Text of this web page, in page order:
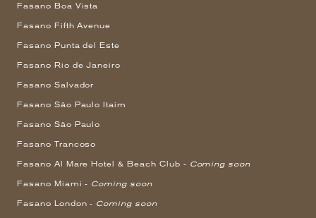
Fasano Boa Vista
Fasano Fifth Avenue
Fasano Punta del Este
Fasano Rio de Janeiro
Fasano Salvador
Fasano São Paulo Itaim
Fasano São Paulo
Fasano Trancoso
Fasano Al Mare Hotel & Beach Club - Coming soon
Fasano Miami - Coming soon
Fasano London - Coming soon